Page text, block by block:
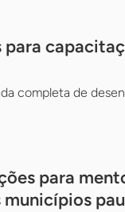
para
completa de
para